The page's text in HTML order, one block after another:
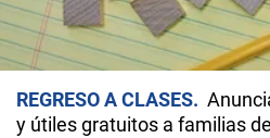
REGRESO A CLASES
y útiles gratuitos a familias